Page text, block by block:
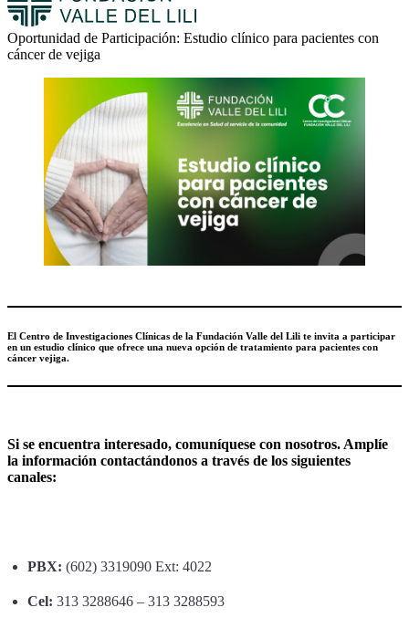
Oportunidad de Participación: Estudio clínico para pacientes con
cáncer de vejiga
El Centro de Investigaciones Clínicas de la Fundación Valle del Lili te invita a participar
en un estudio clínico que ofrece una nueva opción de tratamiento para pacientes con
cáncer vejiga.
Si se encuentra interesado, comuníquese con nosotros.Amplíe
la información contactándonos a través de los siguientes
canales:
PBX: (602) 3319090 Ext: 4022
Cel: 313 3288646 – 313 3288593